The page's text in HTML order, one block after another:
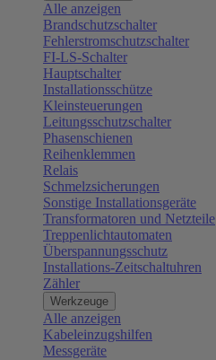
Alle anzeigen
Brandschutzschalter
Fehlerstromschutzschalter
FI-LS-Schalter
Hauptschalter
Installationsschütze
Kleinsteuerungen
Leitungsschutzschalter
Phasenschienen
Reihenklemmen
Relais
Schmelzsicherungen
Sonstige Installationsgeräte
Transformatoren und Netzteile
Treppenlichtautomaten
Überspannungsschutz
Installations-Zeitschaltuhren
Zähler
Werkzeuge
Alle anzeigen
Kabeleinzugshilfen
Messgeräte